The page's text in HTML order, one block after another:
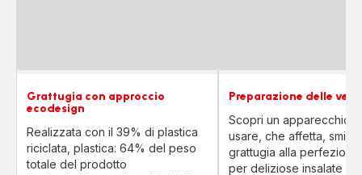
Grattugia con approccio
ecodesign
Realizzata con il 39% di plastica
riciclata, plastica: 64% del peso
totale del prodotto
Preparazione delle
Scopri un apparecchio
usare, che affetta,
grattugia alla
per deliziose insalate e